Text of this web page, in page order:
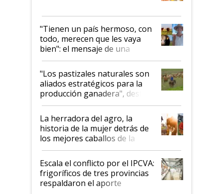
"Tienen un país hermoso, con
todo, merecen que les vaya
bien": el mensaje de una
ganadera uruguaya sobre las
oportunidades que se abren
para el agro en Argentina, con
foco en la carne
"Los pastizales naturales son
aliados estratégicos para la
producción ganadera", destaca
la iniciativa que ya reúne a 46
establecimientos en Argentina
La herradora del agro, la
historia de la mujer detrás de
los mejores caballos de la
Argentina y los mitos que
todavía hacen sufrir a estos
animales: "Mientras me
descalificaban, yo seguí
haciendo currículum"
Escala el conflicto por el IPCVA:
frigoríficos de tres provincias
respaldaron el aporte